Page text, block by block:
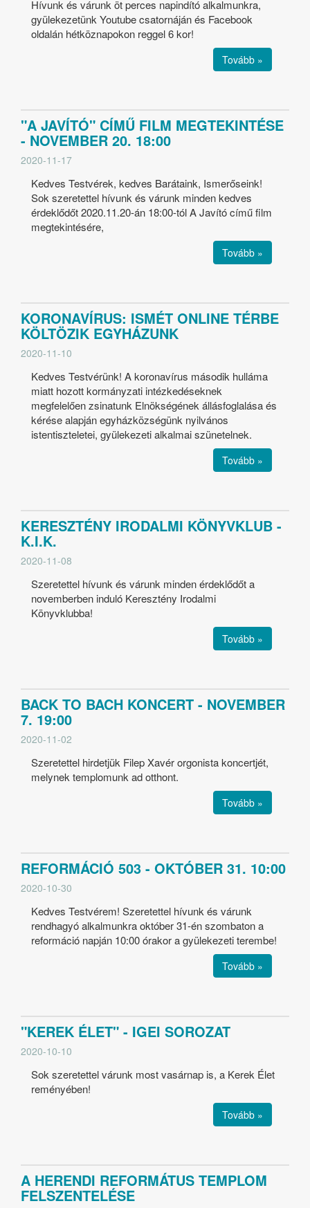
Hívunk és várunk öt perces napindító alkalmunkra,
gyülekezetünk Youtube csatornáján és Facebook
oldalán hétköznapokon reggel 6 kor!
Tovább »
"A JAVÍTÓ" CÍMŰ FILM MEGTEKINTÉSE
- NOVEMBER 20. 18:00
2020-11-17
Kedves Testvérek, kedves Barátaink, Ismerőseink!
Sok szeretettel hívunk és várunk minden kedves
érdeklődőt 2020.11.20-án 18:00-tól A Javító című film
megtekintésére,
Tovább »
KORONAVÍRUS: ISMÉT ONLINE TÉRBE
KÖLTÖZIK EGYHÁZUNK
2020-11-10
Kedves Testvérünk! A koronavírus második hulláma
miatt hozott kormányzati intézkedéseknek
megfelelően zsinatunk Elnökségének állásfoglalása és
kérése alapján egyházközségünk nyilvános
istentiszteletei, gyülekezeti alkalmai szünetelnek.
Tovább »
KERESZTÉNY IRODALMI KÖNYVKLUB -
K.I.K.
2020-11-08
Szeretettel hívunk és várunk minden érdeklődőt a
novemberben induló Keresztény Irodalmi
Könyvklubba!
Tovább »
BACK TO BACH KONCERT - NOVEMBER
7. 19:00
2020-11-02
Szeretettel hirdetjük Filep Xavér orgonista koncertjét,
melynek templomunk ad otthont.
Tovább »
REFORMÁCIÓ 503 - OKTÓBER 31. 10:00
2020-10-30
Kedves Testvérem! Szeretettel hívunk és várunk
rendhagyó alkalmunkra október 31-én szombaton a
reformáció napján 10:00 órakor a gyülekezeti terembe!
Tovább »
"KEREK ÉLET" - IGEI SOROZAT
2020-10-10
Sok szeretettel várunk most vasárnap is, a Kerek Élet
reményében!
Tovább »
A HERENDI REFORMÁTUS TEMPLOM
FELSZENTELÉSE